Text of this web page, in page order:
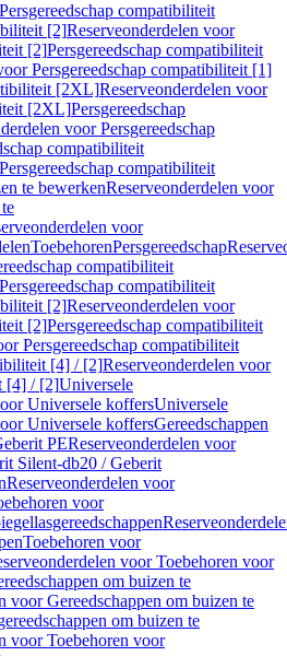
compatibiliteit
[2]Reserveonderdelen voor
[2]Persgereedschap compatibiliteit
Persgereedschap compatibiliteit [1]
[2XL]Reserveonderdelen voor
[2XL]Persgereedschap
voor Persgereedschap
compatibiliteit
compatibiliteit
te bewerkenReserveonderdelen voor
voor
ToebehorenPersgereedschap
compatibiliteit
compatibiliteit
[2]Reserveonderdelen voor
[2]Persgereedschap compatibiliteit
Persgereedschap compatibiliteit
[4] / [2]Reserveonderdelen voor
[4] / [2]Universele
Universele koffersUniversele
Universele koffersGereedschappen
PEReserveonderdelen voor
Silent-db20 / Geberit
Reserveonderdelen voor
voor
Toebehoren voor
voor Toebehoren voor
om buizen te
voor Gereedschappen om buizen te
om buizen te
voor Toebehoren voor